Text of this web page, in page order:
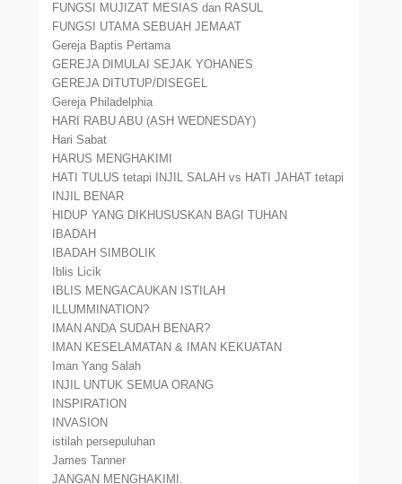
FUNGSI MUJIZAT MESIAS dan RASUL
FUNGSI UTAMA SEBUAH JEMAAT
Gereja Baptis Pertama
GEREJA DIMULAI SEJAK YOHANES
GEREJA DITUTUP/DISEGEL
Gereja Philadelphia
HARI RABU ABU (ASH WEDNESDAY)
Hari Sabat
HARUS MENGHAKIMI
HATI TULUS tetapi INJIL SALAH vs HATI JAHAT tetapi
INJIL BENAR
HIDUP YANG DIKHUSUSKAN BAGI TUHAN
IBADAH
IBADAH SIMBOLIK
Iblis Licik
IBLIS MENGACAUKAN ISTILAH
ILLUMMINATION?
IMAN ANDA SUDAH BENAR?
IMAN KESELAMATAN & IMAN KEKUATAN
Iman Yang Salah
INJIL UNTUK SEMUA ORANG
INSPIRATION
INVASION
istilah persepuluhan
James Tanner
JANGAN MENGHAKIMI.